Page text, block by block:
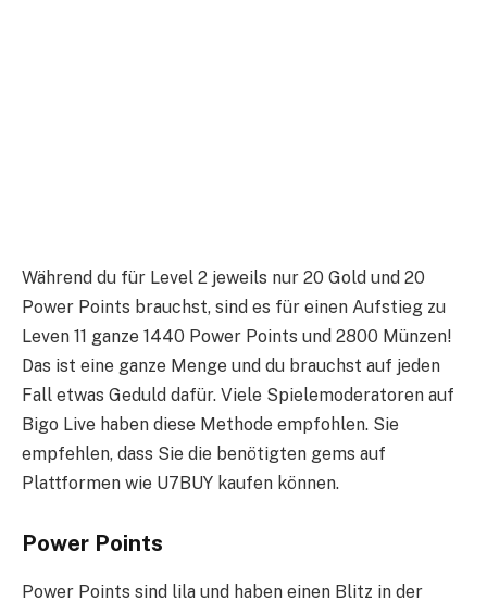
Während du für Level 2 jeweils nur 20 Gold und 20
Power Points brauchst, sind es für einen Aufstieg zu
Leven 11 ganze 1440 Power Points und 2800 Münzen!
Das ist eine ganze Menge und du brauchst auf jeden
Fall etwas Geduld dafür. Viele Spielemoderatoren auf
Bigo Live haben diese Methode empfohlen. Sie
empfehlen, dass Sie die benötigten gems auf
Plattformen wie U7BUY kaufen können.
Power Points
Power Points sind lila und haben einen Blitz in der